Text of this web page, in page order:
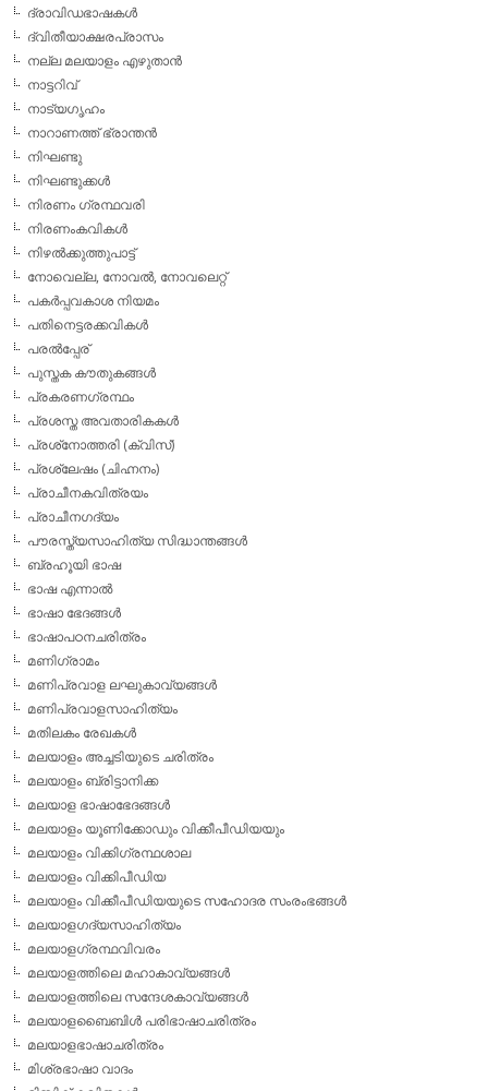
ദ്രാവിഡഭാഷകള്‍
ദ്വിതീയാക്ഷരപ്രാസം
നല്ല മലയാളം എഴുതാന്‍
നാട്ടറിവ്
നാട്യഗൃഹം
നാറാണത്ത് ഭ്രാന്തന്‍
നിഘണ്ടു
നിഘണ്ടുക്കള്‍
നിരണം ഗ്രന്ഥവരി
നിരണംകവികള്‍
നിഴല്‍ക്കുത്തുപാട്ട്
നോവെല്ല, നോവല്‍, നോവലെറ്റ്
പകര്‍പ്പവകാശ നിയമം
പതിനെട്ടരക്കവികള്‍
പരല്‍പ്പേര്
പുസ്തക കൗതുകങ്ങള്‍
പ്രകരണഗ്രന്ഥം
പ്രശസ്ത അവതാരികകള്‍
പ്രശ്‌നോത്തരി (ക്വിസ്)
പ്രശ്ലേഷം (ചിഹ്നനം)
പ്രാചീനകവിത്രയം
പ്രാചീനഗദ്യം
പൗരസ്ത്യസാഹിത്യ സിദ്ധാന്തങ്ങള്‍
ബ്രഹൂയി ഭാഷ
ഭാഷ എന്നാല്‍
ഭാഷാ ഭേദങ്ങള്‍
ഭാഷാപഠനചരിത്രം
മണിഗ്രാമം
മണിപ്രവാള ലഘുകാവ്യങ്ങള്‍
മണിപ്രവാളസാഹിത്യം
മതിലകം രേഖകള്‍
മലയാളം അച്ചടിയുടെ ചരിത്രം
മലയാളം ബ്രിട്ടാനിക്ക
മലയാള ഭാഷാഭേദങ്ങള്‍
മലയാളം യൂണിക്കോഡും വിക്കീപീഡിയയും
മലയാളം വിക്കിഗ്രന്ഥശാല
മലയാളം വിക്കിപീഡിയ
മലയാളം വിക്കീപീഡിയയുടെ സഹോദര സംരംഭങ്ങള്‍
മലയാളഗദ്യസാഹിത്യം
മലയാളഗ്രന്ഥവിവരം
മലയാളത്തിലെ മഹാകാവ്യങ്ങള്‍
മലയാളത്തിലെ സന്ദേശകാവ്യങ്ങള്‍
മലയാളബൈബിള്‍ പരിഭാഷാചരിത്രം
മലയാളഭാഷാചരിത്രം
മിശ്രഭാഷാ വാദം